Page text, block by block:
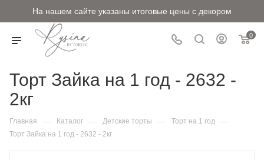
На нашем сайте указаны итоговые цены с декором
0
Торт Зайка на 1 год - 2632 -
2кг
Главная — Каталог — Детские торты — Торт на 1 год —
Торт Зайка на 1 год - 2632 - 2кг